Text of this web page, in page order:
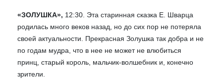
«ЗОЛУШКА», 12:30. Эта старинная сказка Е. Шварца
родилась много веков назад, но до сих пор не потеряла
своей актуальности. Прекрасная Золушка так добра и не
по годам мудра, что в нее не может не влюбиться
принц, старый король, мальчик-волшебник и, конечно
зрители.